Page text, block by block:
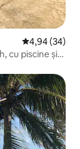
Scor mediu
4,94 (34)
cu piscine și